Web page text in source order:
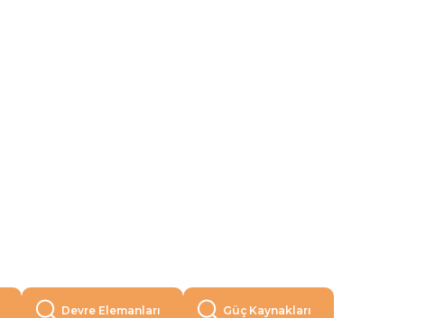
Devre Elemanları Güç Kaynakları